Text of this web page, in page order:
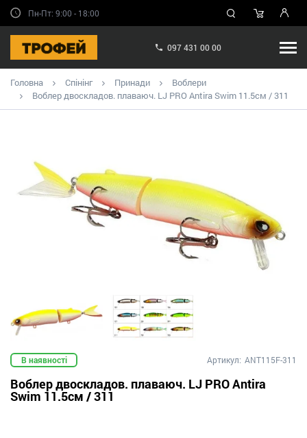
Пн-Пт: 9:00 - 18:00
097 431 00 00
Головна Спінінг Принади
Воблери
Воблер двоскладов. плаваюч. LJ PRO Antira Swim 11.5см / 311
В наявності Артикул: ANT115F-311
Воблер двоскладов. плаваюч. LJ PRO Antira
Swim 11.5см / 311